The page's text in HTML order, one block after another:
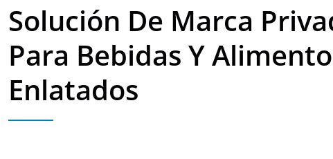
Solución De Marca
Para Bebidas Y
Enlatados